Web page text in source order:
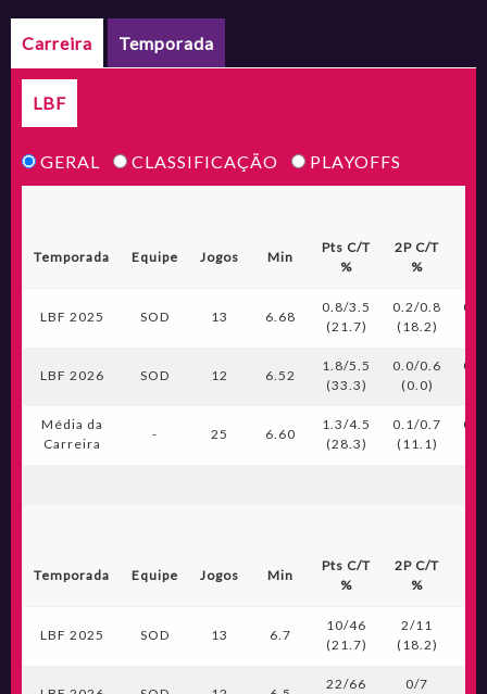
Carreira Temporada
LBF
GERAL CLASSIFICAÇÃO PLAYOFFS
Temporada Equipe Jogos Min
Pts C/T
%
2P C/T
%
LBF 2025 SOD 13 6.68
0.8/3.5
(21.7)
0.2/0.8
(18.2)
LBF 2026 SOD 12 6.52
1.8/5.5
(33.3)
0.0/0.6
(0.0)
Média da
Carreira
- 25 6.60
1.3/4.5
(28.3)
0.1/0.7
(11.1)
Temporada Equipe Jogos Min
Pts C/T
%
2P C/T
%
LBF 2025 SOD 13 6.7
10/46
(21.7)
2/11
(18.2)
22/66 0/7